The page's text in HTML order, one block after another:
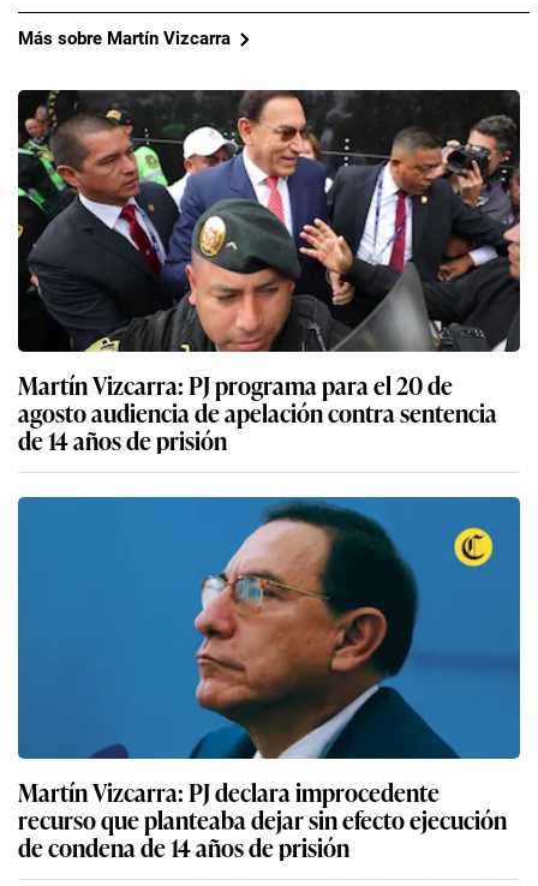
Más sobre Martín Vizcarra
Martín Vizcarra: PJ programa para el 20 de
agosto audiencia de apelación contra sentencia
de 14 años de prisión
Martín Vizcarra: PJ declara improcedente
recurso que planteaba dejar sin efecto ejecución
de condena de 14 años de prisión